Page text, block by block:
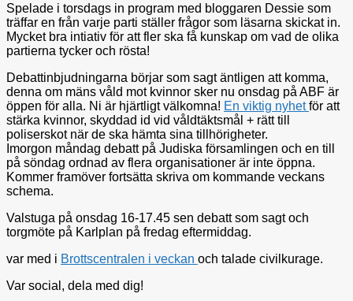
Spelade i torsdags in program med bloggaren Dessie som
träffar en från varje parti ställer frågor som läsarna skickat in.
Mycket bra intiativ för att fler ska få kunskap om vad de olika
partierna tycker och rösta!
Debattinbjudningarna börjar som sagt äntligen att komma,
denna om mäns våld mot kvinnor sker nu onsdag på ABF är
öppen för alla. Ni är hjärtligt välkomna! En viktig nyhetför att
stärka kvinnor, skyddad id vid våldtäktsmål + rätt till
poliserskot när de ska hämta sina tillhörigheter.
Imorgon måndag debatt på Judiska församlingen och en till
på söndag ordnad av flera organisationer är inte öppna.
Kommer framöver fortsätta skriva om kommande veckans
schema.
Valstuga på onsdag 16-17.45 sen debatt som sagt och
torgmöte på Karlplan på fredag eftermiddag.
var med i Brottscentralen i veckan och talade civilkurage.
Var social, dela med dig!